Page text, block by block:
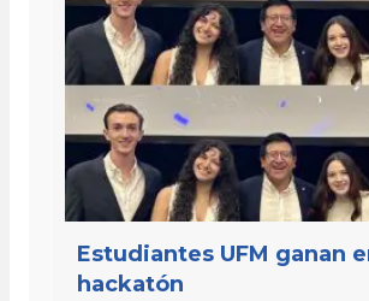
Estudiantes UFM ganan
hackatón